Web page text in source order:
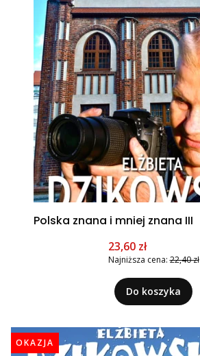
Polska znana i mniej znana III
Cena promocyjna
23,60 zł
Najniższa cena: 22,40 zł
Do koszyka
OKAZJA